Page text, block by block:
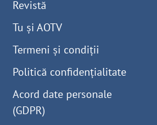
Revistă
Tu și AOTV
Termeni și condiții
Politică confidențialitate
Acord date personale
(GDPR)